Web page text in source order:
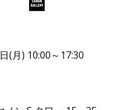
(月) 10:00～17:30